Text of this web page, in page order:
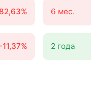
6 мес.
-11,37% 2 года